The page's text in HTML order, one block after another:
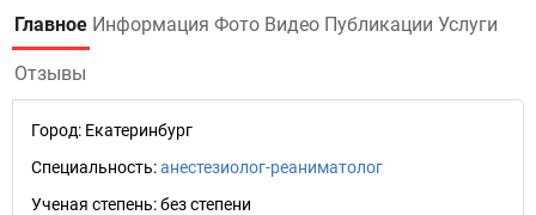
Главное Информация Фото Видео Публикации Услуги
Отзывы
Город: Екатеринбург
Специальность:анестезиолог-реаниматолог
Ученая степень:без степени